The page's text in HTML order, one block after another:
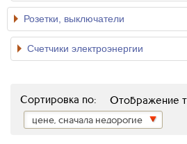
Розетки, выключатели
Счетчики электроэнергии
Отображение
Сортировка по:
цене, сначала недорогие